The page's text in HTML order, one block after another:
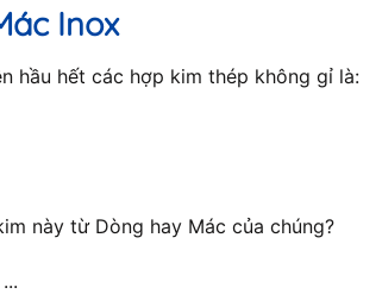
Inox
hầu hết các hợp kim thép không gỉ là:
này từ Dòng hay Mác của chúng?